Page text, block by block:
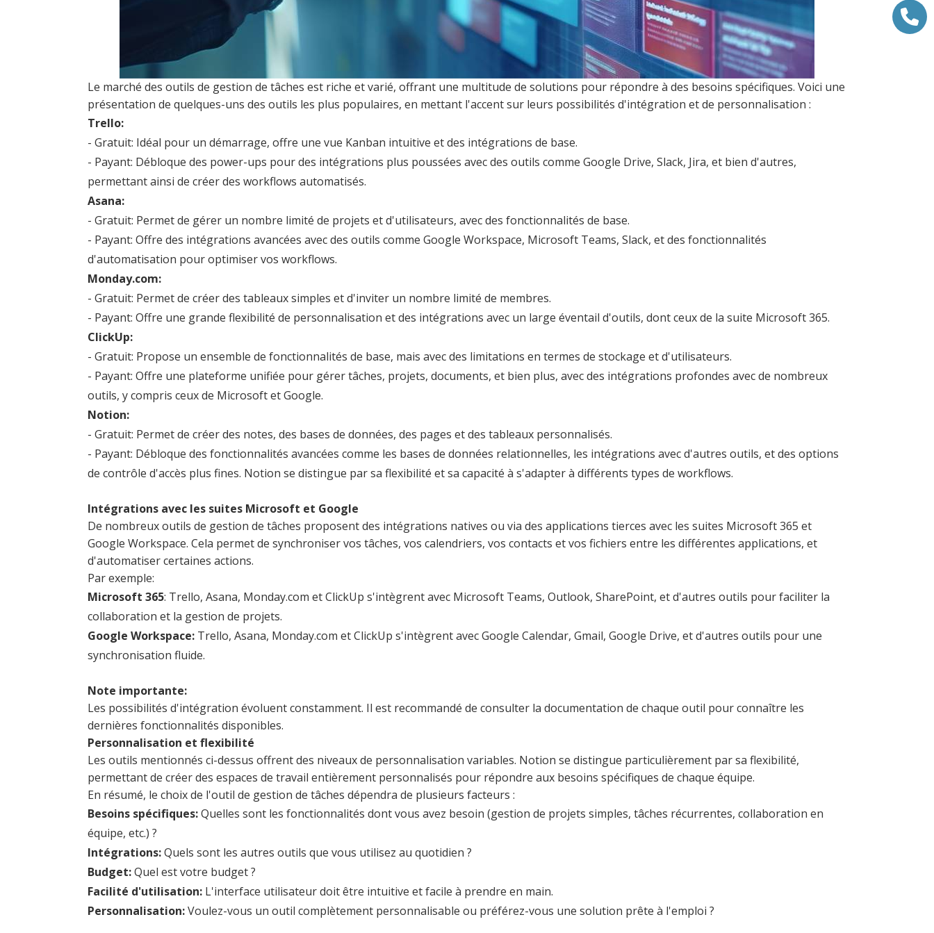
Le marché des outils de gestion de tâches est riche et varié, offrant une multitude de solutions pour répondre à des besoins spécifiques. Voici une
présentation de quelques-uns des outils les plus populaires, en mettant l'accent sur leurs possibilités d'intégration et de personnalisation :
Trello:
- Gratuit: Idéal pour un démarrage, offre une vue Kanban intuitive et des intégrations de base.
- Payant: Débloque des power-ups pour des intégrations plus poussées avec des outils comme Google Drive, Slack, Jira, et bien d'autres,
permettant ainsi de créer des workflows automatisés.
Asana:
- Gratuit: Permet de gérer un nombre limité de projets et d'utilisateurs, avec des fonctionnalités de base.
- Payant: Offre des intégrations avancées avec des outils comme Google Workspace, Microsoft Teams, Slack, et des fonctionnalités
d'automatisation pour optimiser vos workflows.
Monday.com:
- Gratuit: Permet de créer des tableaux simples et d'inviter un nombre limité de membres.
- Payant: Offre une grande flexibilité de personnalisation et des intégrations avec un large éventail d'outils, dont ceux de la suite Microsoft 365.
ClickUp:
- Gratuit: Propose un ensemble de fonctionnalités de base, mais avec des limitations en termes de stockage et d'utilisateurs.
- Payant: Offre une plateforme unifiée pour gérer tâches, projets, documents, et bien plus, avec des intégrations profondes avec de nombreux
outils, y compris ceux de Microsoft et Google.
Notion:
- Gratuit: Permet de créer des notes, des bases de données, des pages et des tableaux personnalisés.
- Payant: Débloque des fonctionnalités avancées comme les bases de données relationnelles, les intégrations avec d'autres outils, et des options
de contrôle d'accès plus fines. Notion se distingue par sa flexibilité et sa capacité à s'adapter à différents types de workflows.
Intégrations avec les suites Microsoft et Google
De nombreux outils de gestion de tâches proposent des intégrations natives ou via des applications tierces avec les suites Microsoft 365 et
Google Workspace. Cela permet de synchroniser vos tâches, vos calendriers, vos contacts et vos fichiers entre les différentes applications, et
d'automatiser certaines actions.
Par exemple:
Microsoft 365: Trello, Asana, Monday.com et ClickUp s'intègrent avec Microsoft Teams, Outlook, SharePoint, et d'autres outils pour faciliter la
collaboration et la gestion de projets.
Google Workspace: Trello, Asana, Monday.com et ClickUp s'intègrent avec Google Calendar, Gmail, Google Drive, et d'autres outils pour une
synchronisation fluide.
Note importante:
Les possibilités d'intégration évoluent constamment. Il est recommandé de consulter la documentation de chaque outil pour connaître les
dernières fonctionnalités disponibles.
Personnalisation et flexibilité
Les outils mentionnés ci-dessus offrent des niveaux de personnalisation variables. Notion se distingue particulièrement par sa flexibilité,
permettant de créer des espaces de travail entièrement personnalisés pour répondre aux besoins spécifiques de chaque équipe.
En résumé, le choix de l'outil de gestion de tâches dépendra de plusieurs facteurs :
Besoins spécifiques:Quelles sont les fonctionnalités dont vous avez besoin (gestion de projets simples, tâches récurrentes, collaboration en
équipe, etc.) ?
Intégrations:Quels sont les autres outils que vous utilisez au quotidien ?
Budget:Quel est votre budget ?
Facilité d'utilisation: L'interface utilisateur doit être intuitive et facile à prendre en main.
Personnalisation:Voulez-vous un outil complètement personnalisable ou préférez-vous une solution prête à l'emploi ?